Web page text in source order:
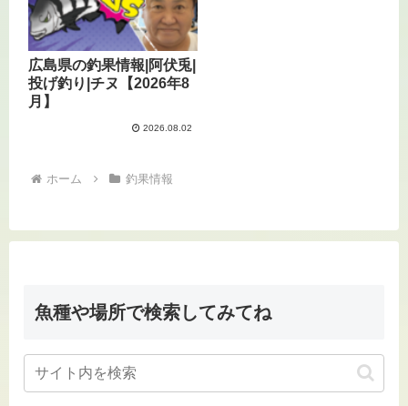
広島県の釣果情報|阿伏兎|
投げ釣り|チヌ【2026年8
月】
2026.08.02
ホーム 釣果情報
魚種や場所で検索してみてね